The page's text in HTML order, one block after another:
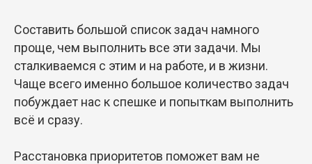
Составить большой список задач намного
проще, чем выполнить все эти задачи. Мы
сталкиваемся с этим и на работе, и в жизни.
Чаще всего именно большое количество задач
побуждает нас к спешке и попыткам выполнить
всё и сразу.
Расстановка приоритетов поможет вам не